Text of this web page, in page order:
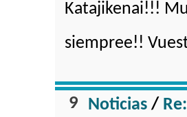
Katajikenai!!!
siempree!!
9 Noticias/